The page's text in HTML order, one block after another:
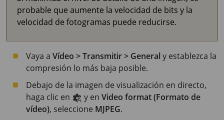
probable que aumente la velocidad de bits y la
velocidad de fotogramas puede reducirse.
Vaya a Vídeo > Transmitir > General y establezca la
compresión lo más baja posible.
Debajo de la imagen de visualización en directo,
haga clic en
y en Video format (Formato de
vídeo), seleccione MJPEG.